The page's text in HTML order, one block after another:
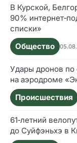
В Курской,
90%
списки»
Общество
Удары дронов
на аэродроме
Происшествия
61‑летний
до Суйфэньхэ в